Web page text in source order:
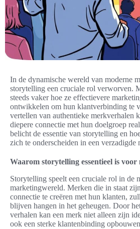
In de dynamische wereld van moderne
storytelling een cruciale rol verworven.
steeds vaker hoe ze effectievere
ontwikkelen om hun klantverbinding te
vertellen van authentieke merkverhalen
diepere connectie met hun doelgroep
belicht de essentie van storytelling en
zich te onderscheiden in een verzadigde
Waarom storytelling essentieel is voor
Storytelling speelt een cruciale rol in de
marketingwereld. Merken die in staat
connectie te creëren met hun klanten,
blijven hangen in het geheugen. Door
verhalen kan een merk niet alleen zijn
ook een sterke klantenbinding